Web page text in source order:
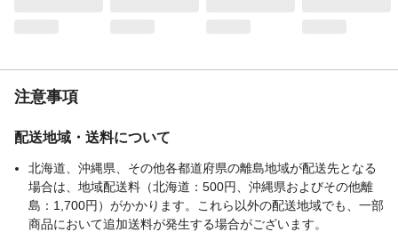
注意事項
配送地域・送料について
北海道、沖縄県、その他各都道府県の離島地域が配送先となる
場合は、地域配送料（北海道：500円、沖縄県およびその他離
島：1,700円）がかかります。これら以外の配送地域でも、一部
商品において追加送料が発生する場合がございます。